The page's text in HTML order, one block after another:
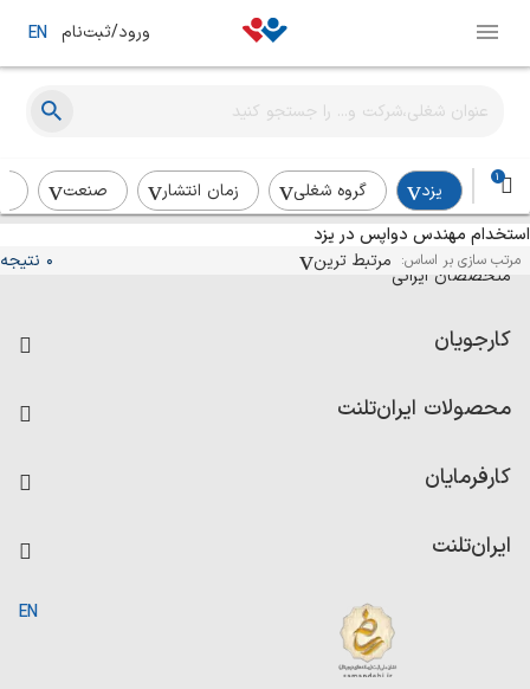
ورود/ثبت‌نام EN
1
یزد گروه شغلی زمان انتشار صنعت
استخدام مهندس دواپس در یزد
مرتب سازی بر اساس: مرتبط ترین 0 نتیجه
آگهی‌های استخدام و همکاری برای
متخصصان ایرانی
کارجویان
رزومه ساز
امتیاز شرکت‌ها
محصولات ایران‌تلنت
کاردیکس
کارفرمایان
ایران‌تلنت
EN